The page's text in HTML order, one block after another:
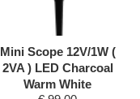
Mini Scope 12V/1W (
2VA ) LED Charcoal
Warm White